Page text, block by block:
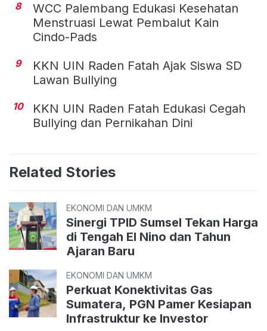
8
WCC Palembang Edukasi Kesehatan
Menstruasi Lewat Pembalut Kain
Cindo-Pads
9
KKN UIN Raden Fatah Ajak Siswa SD
Lawan Bullying
10
KKN UIN Raden Fatah Edukasi Cegah
Bullying dan Pernikahan Dini
Related Stories
EKONOMI DAN UMKM
Sinergi TPID Sumsel Tekan Harga
di Tengah El Nino dan Tahun
Ajaran Baru
EKONOMI DAN UMKM
Perkuat Konektivitas Gas
Sumatera, PGN Pamer Kesiapan
Infrastruktur ke Investor